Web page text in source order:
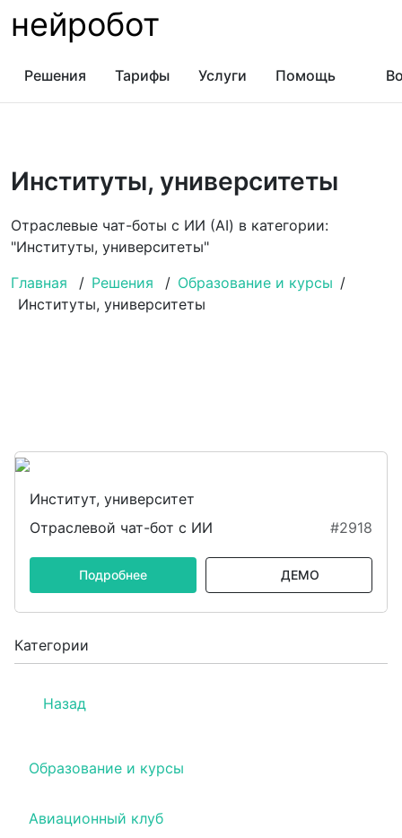
нейробот
Решения Тарифы Услуги Помощь
Институты, университеты
Отраслевые чат-боты с ИИ (AI) в категории:
"Институты, университеты"
Главная
/ Решения / Образование и курсы /
Институты, университеты
Категории
Назад
Образование и курсы
Авиационный клуб
Институт, университет
Отраслевой чат-бот с ИИ
#2918
Подробнее ДЕМО